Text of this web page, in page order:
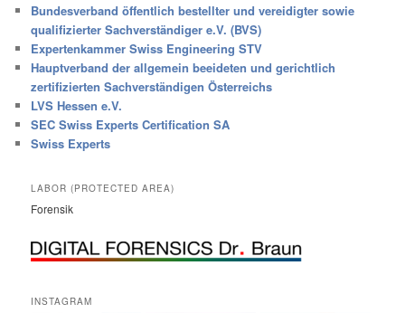
Bundesverband öffentlich bestellter und vereidigter sowie
qualifizierter Sachverständiger e.V. (BVS)
Expertenkammer Swiss Engineering STV
Hauptverband der allgemein beeideten und gerichtlich
zertifizierten Sachverständigen Österreichs
LVS Hessen e.V.
SEC Swiss Experts Certification SA
Swiss Experts
LABOR (PROTECTED AREA)
Forensik
INSTAGRAM